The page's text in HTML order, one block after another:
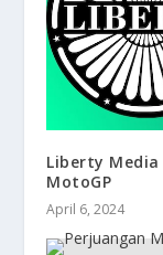
Liberty
MotoGP
April 6, 2024